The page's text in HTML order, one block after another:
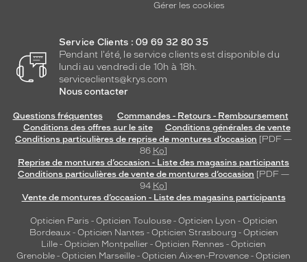
Gérer les cookies
Service Clients : 09 69 32 80 35
Pendant l'été, le service clients est disponible du
lundi au vendredi de 10h à 18h.
serviceclients@krys.com
Nous contacter
Questions fréquentes
Commandes - Retours - Remboursement
Conditions des offres sur le site
Conditions générales de vente
Conditions particulières de reprise de montures d’occasion [PDF —
86 Ko]
Reprise de montures d’occasion - Liste des magasins participants
Conditions particulières de vente de montures d’occasion [PDF —
94 Ko]
Vente de montures d’occasion - Liste des magasins participants
Opticien Paris - Opticien Toulouse- Opticien Lyon - Opticien
Bordeaux- Opticien Nantes - Opticien Strasbourg - Opticien
Lille - Opticien Montpellier - Opticien Rennes - Opticien
Grenoble - Opticien Marseille - Opticien Aix-en-Provence - Opticien